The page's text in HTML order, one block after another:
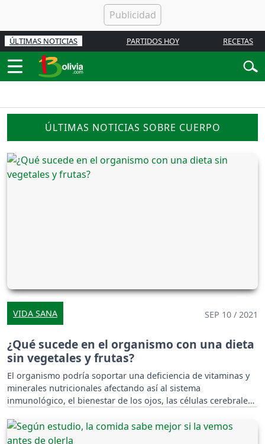
ÚLTIMAS NOTICIAS PARTIDOS HOY RECETAS
ÚLTIMAS NOTICIAS SOBRE CUERPO
VIDA SANA SEP 10 / 2021
¿Qué sucede en el organismo con una dieta
sin vegetales y frutas?
El organismo podría soportar una deficiencia de vitaminas y
minerales nutricionales afectando así al sistema
inmunológico, el bienestar de los ojos, las células cerebrales